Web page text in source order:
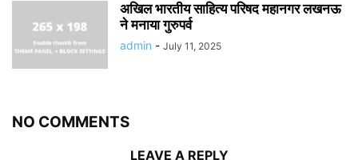
अखिल भारतीय साहित्य परिषद महानगर लखनऊ
ने मनाया गुरुपर्व
admin - July 11, 2025
NO COMMENTS
LEAVE A REPLY